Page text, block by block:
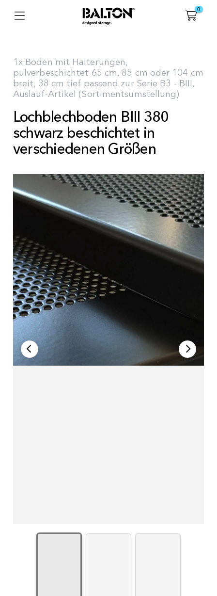
0
1x Boden mit Halterungen,
pulverbeschichtet 65 cm, 85 cm oder 104 cm
breit, 38 cm tief passend zur Serie B3 - BIII,
Auslauf-Artikel (Sortimentsumstellung)
Lochblechboden BIII 380
schwarz beschichtet in
verschiedenen Größen